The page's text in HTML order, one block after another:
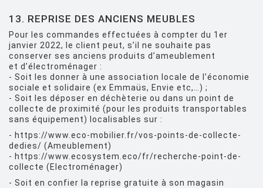
13. REPRISE DES ANCIENS MEUBLES
Pour les commandes effectuées à compter du 1er
janvier 2022, le client peut, s’il ne souhaite pas
conserver ses anciens produits d’ameublement
et d’électroménager :
- Soit les donner à une association locale de l’économie
sociale et solidaire (ex Emmaüs, Envie etc,…) ;
- Soit les déposer en déchèterie ou dans un point de
collecte de proximité (pour les produits transportables
sans équipement) localisables sur :
- https://www.eco-mobilier.fr/vos-points-de-collecte-
dedies/ (Ameublement)
- https://www.ecosystem.eco/fr/recherche-point-de-
collecte (Electroménager)
- Soit en confier la reprise gratuite à son magasin